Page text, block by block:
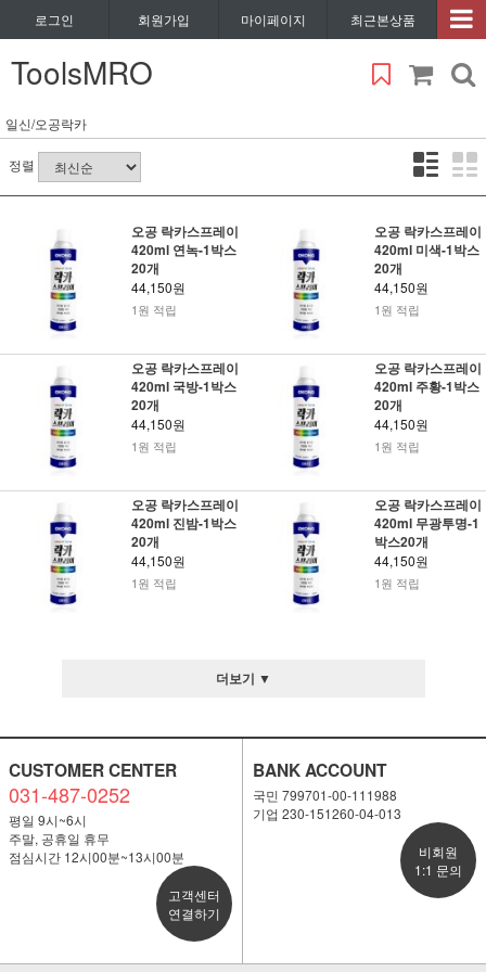
로그인 회원가입 마이페이지 최근본상품
ToolsMRO
일신/오공락카
정렬
오공 락카스프레이
420ml 연녹-1박스
20개
44,150원
1원 적립
오공 락카스프레이
420ml 미색-1박스
20개
44,150원
1원 적립
오공 락카스프레이
420ml 국방-1박스
20개
44,150원
1원 적립
오공 락카스프레이
420ml 주황-1박스
20개
44,150원
1원 적립
오공 락카스프레이
420ml 진밤-1박스
20개
44,150원
1원 적립
오공 락카스프레이
420ml 무광투명-1
박스20개
44,150원
1원 적립
더보기 ▼
CUSTOMER CENTER
031-487-0252
평일 9시~6시
주말, 공휴일 휴무
점심시간 12시00분~13시00분
고객센터
연결하기
BANK ACCOUNT
국민 799701-00-111988
기업 230-151260-04-013
비회원
1:1 문의